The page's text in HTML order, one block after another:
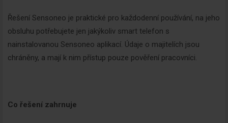
Řešení Sensoneo je praktické pro každodenní používání, na jeho
obsluhu potřebujete jen jakýkoliv smart telefon s
nainstalovanou Sensoneo aplikací. Údaje o majitelích jsou
chráněny, a mají k nim přístup pouze pověření pracovníci.
Co řešení zahrnuje